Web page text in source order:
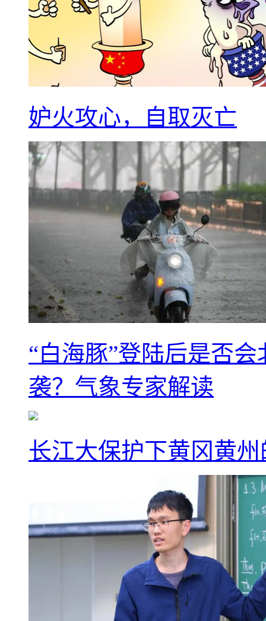
妒火攻心，自取灭亡
“白海豚”登陆后是否
袭？气象专家解读
长江大保护下黄冈黄